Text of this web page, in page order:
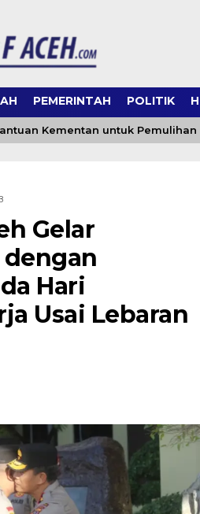
PEMERINTAH POLITIK
Kementan untuk Pemulihan
Gelar
Hari
Usai Lebaran